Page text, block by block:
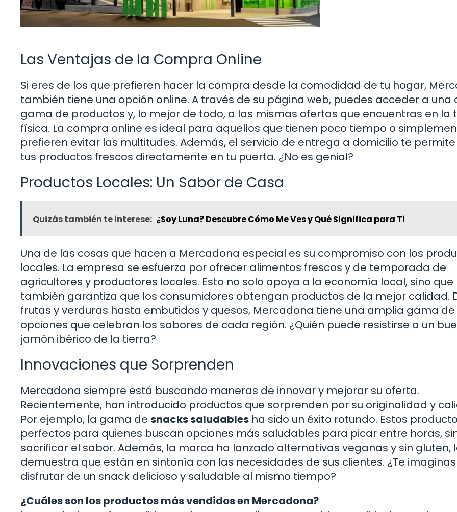
Las Ventajas de la Compra Online
Si eres de los que prefieren hacer la compra desde la comodidad de tu hogar,
también tiene una opción online. A través de su página web, puedes acceder a una
gama de productos y, lo mejor de todo, a las mismas ofertas que encuentras en la
física. La compra online es ideal para aquellos que tienen poco tiempo o
prefieren evitar las multitudes. Además, el servicio de entrega a domicilio te
tus productos frescos directamente en tu puerta. ¿No es genial?
Productos Locales: Un Sabor de Casa
Quizás también te interese: ¿Soy Luna? Descubre Cómo Me Ves y Qué Significa para Ti
Una de las cosas que hacen a Mercadona especial es su compromiso con los
locales. La empresa se esfuerza por ofrecer alimentos frescos y de temporada de
agricultores y productores locales. Esto no solo apoya a la economía local, sino que
también garantiza que los consumidores obtengan productos de la mejor calidad.
frutas y verduras hasta embutidos y quesos, Mercadona tiene una amplia gama de
opciones que celebran los sabores de cada región. ¿Quién puede resistirse a un
jamón ibérico de la tierra?
Innovaciones que Sorprenden
Mercadona siempre está buscando maneras de innovar y mejorar su oferta.
Recientemente, han introducido productos que sorprenden por su originalidad y
Por ejemplo, la gama de snacks saludables ha sido un éxito rotundo. Estos
perfectos para quienes buscan opciones más saludables para picar entre horas,
sacrificar el sabor. Además, la marca ha lanzado alternativas veganas y sin gluten,
demuestra que están en sintonía con las necesidades de sus clientes. ¿Te imaginas
disfrutar de un snack delicioso y saludable al mismo tiempo?
¿Cuáles son los productos más vendidos en Mercadona?